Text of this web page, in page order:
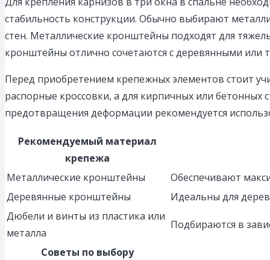
стабильность конструкции. Обычно выбирают
стен. Металлические кронштейны подходят для
кронштейны отлично сочетаются с деревянными или
Перед приобретением крепежных элементов стоит
распорные кроссовки, а для кирпичных или
предотвращения деформации рекомендуется
Рекомендуемый материал
крепежа
Металлические кронштейны
Обеспечивают
Деревянные кронштейны
Идеальны для
Дюбели и винты из пластика или
металла
Подбираются в
Советы по выбору